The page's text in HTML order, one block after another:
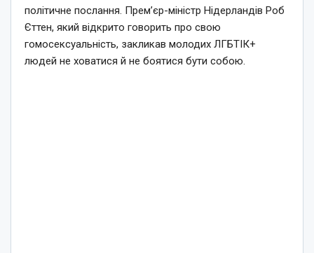
політичне послання. Прем’єр-міністр Нідерландів Роб
Єттен, який відкрито говорить про свою
гомосексуальність, закликав молодих ЛГБТІК+
людей не ховатися й не боятися бути собою.